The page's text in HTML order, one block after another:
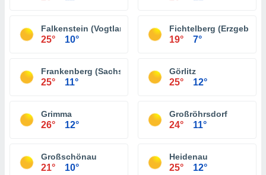
Falkenstein (Vogtland)
25° 10°
Fichtelberg
19° 7°
Frankenberg (Sachsen)
25° 11°
Görlitz
25° 12°
Grimma
26° 12°
Großröhrsdorf
24° 11°
Großschönau
21° 10°
Heidenau
25° 12°